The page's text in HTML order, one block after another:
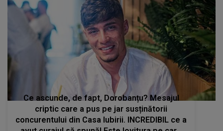
Ce ascunde, de fapt, Dorobanțu? Mesajul
criptic care a pus pe jar susținătorii
concurentului din Casa Iubirii. INCREDIBIL ce a
avut curajul să spună! Este lovitura pe care
nu o aștepta nimeni
STIRI MONDENE